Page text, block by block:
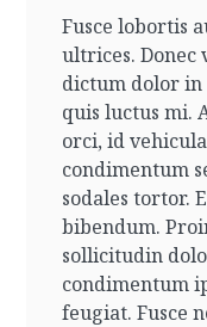
Fusce lobortis
ultrices. Donec
dictum dolor
quis luctus mi.
orci, id
condimentum
sodales tortor.
bibendum.
sollicitudin
condimentum
feugiat. Fusce